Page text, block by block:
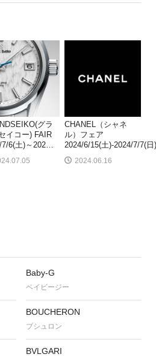
グラ
イコー) FAIR
7/6(土)～202…
CHANEL（シャネ
ル）フェア
2024/6/15(土)-2024/7/7(日)
2024.06.16
Baby-G
ベイビージー
BOUCHERON
ブシュロン
BVLGARI